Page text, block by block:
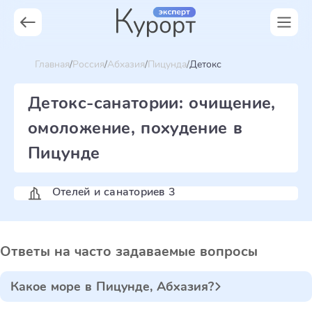
Главная Россия Абхазия Пицунда Детокс
Детокс-санатории: очищение,
омоложение, похудение в
Пицунде
Отелей и санаториев 3
Ответы на часто задаваемые вопросы
Какое море в Пицунде, Абхазия?